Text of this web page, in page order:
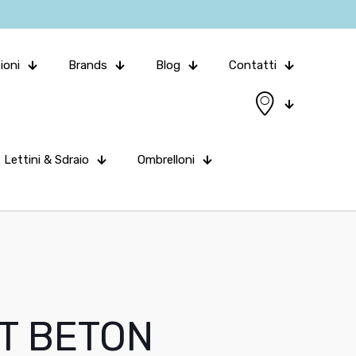
Brands Blog Contatti
Lettini & Sdraio Ombrelloni
BETON